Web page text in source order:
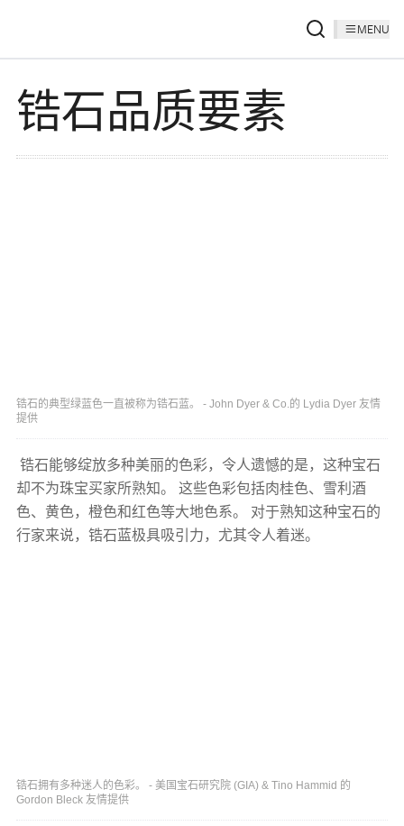
MENU
锆石品质要素
锆石的典型绿蓝色一直被称为锆石蓝。 - John Dyer & Co.的 Lydia Dyer 友情
提供
锆石能够绽放多种美丽的色彩，令人遗憾的是，这种宝石
却不为珠宝买家所熟知。 这些色彩包括肉桂色、雪利酒
色、黄色，橙色和红色等大地色系。 对于熟知这种宝石的
行家来说，锆石蓝极具吸引力，尤其令人着迷。
锆石拥有多种迷人的色彩。 - 美国宝石研究院 (GIA) & Tino Hammid 的
Gordon Bleck 友情提供